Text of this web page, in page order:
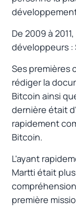
De 2009 à
développeurs :
Ses premières
rédiger la
Bitcoin ainsi
dernière était
rapidement
Bitcoin.
L'ayant
Martti était
première